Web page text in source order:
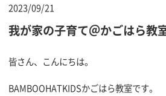
2023/09/21
我が家の子育て＠かごはら
皆さん、こんにちは。
BAMBOOHATKIDSかごはら教室です。